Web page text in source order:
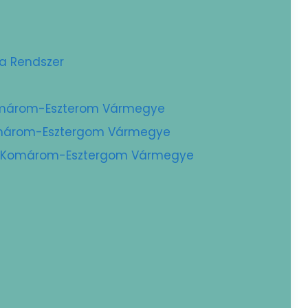
Rendszer
Eszterom Vármegye
Esztergom Vármegye
Esztergom Vármegye